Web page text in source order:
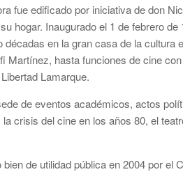
fue edificado por iniciativa de don
hogar. Inaugurado el 1 de febrero
décadas en la gran casa de la
Martínez, hasta funciones de cine
Lamarque.
de eventos académicos, actos
crisis del cine en los años 80, el
bien de utilidad pública en 2004 por